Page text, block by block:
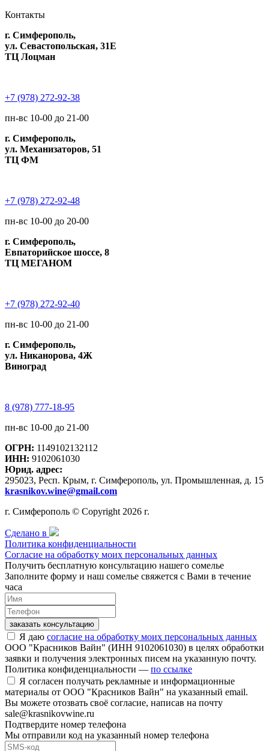
Контакты
г. Симферополь,
ул. Севастопольская, 31Е
ТЦ Лоцман
+7 (978) 272-92-38
пн-вс 10-00 до 21-00
г. Симферополь,
ул. Механизаторов, 51
ТЦ ФМ
+7 (978) 272-92-48
пн-вс 10-00 до 20-00
г. Симферополь,
Евпаторийское шоссе, 8
ТЦ МЕГАНОМ
+7 (978) 272-92-40
пн-вс 10-00 до 21-00
г. Симферополь,
ул. Никанорова, 4Ж
Виноград
8 (978) 777-18-95
пн-вс 10-00 до 21-00
ОГРН: 1149102132112
ИНН: 9102061030
Юрид. адрес:
295023, Респ. Крым, г. Симферополь, ул. Промышленная, д. 15
krasnikov.wine@gmail.com
г. Симферополь © Copyright 2026 г.
Сделано в
Политика конфиденциальности
Согласие на обработку моих персональных данных
Получить бесплатную консультацию нашего сомелье
Заполните форму и наш сомелье свяжется с Вами в течение
часа
заказать консультацию
Я даю согласие на обработку моих персональных данных
ООО "Красников Вайн" (ИНН 9102061030) в целях обработки
заявки и получения электронных писем на указанную почту.
Политика конфиденциальности — по ссылке
Я согласен получать рекламные и информационные
материалы от ООО "Красников Вайн" на указанный email.
Вы можете отозвать своё согласие, написав на почту
sale@krasnikovwine.ru
Подтвердите номер телефона
Мы отправили код на указанный номер телефона